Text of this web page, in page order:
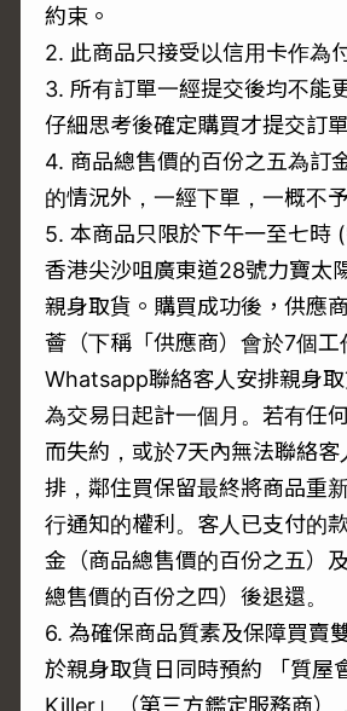
約束。
2. 此商品只接受以信用卡作為
3. 所有訂單一經提交後均不能
仔細思考後確定購買才提交訂
4. 商品總售價的百份之五為訂
的情況外，一經下單，一概不
5. 本商品只限於下午一至七時
香港尖沙咀廣東道28號力寶太
親身取貨。購買成功後，供應
薈（下稱「供應商）會於7個工
Whatsapp聯絡客人安排親身
為交易日起計一個月。若有任
而失約，或於7天內無法聯絡客
排，鄰住買保留最終將商品重
行通知的權利。客人已支付的
金（商品總售價的百份之五）
總售價的百份之四）後退還。
6. 為確保商品質素及保障買賣
於親身取貨日同時預約 「質屋